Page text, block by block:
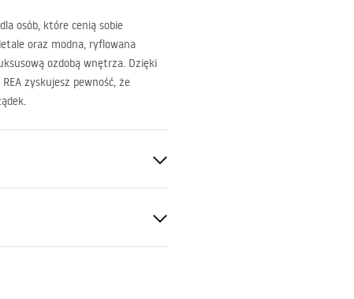
osób, które cenią sobie
oraz modna, ryflowana
ozdobą wnętrza. Dzięki
REA zyskujesz pewność, że